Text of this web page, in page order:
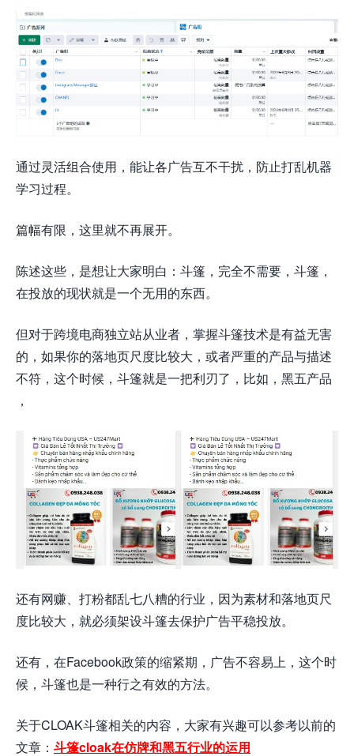
通过灵活组合使用，能让各广告互不干扰，防止打乱机器
学习过程。
篇幅有限，这里就不再展开。
陈述这些，是想让大家明白：斗篷，完全不需要，斗篷，
在投放的现状就是一个无用的东西。
但对于跨境电商独立站从业者，掌握斗篷技术是有益无害
的，如果你的落地页尺度比较大，或者严重的产品与描述
不符，这个时候，斗篷就是一把利刃了，比如，黑五产品
，
还有网赚、打粉都乱七八糟的行业，因为素材和落地页尺
度比较大，就必须架设斗篷去保护广告平稳投放。
还有，在Facebook政策的缩紧期，广告不容易上，这个时
候，斗篷也是一种行之有效的方法。
关于CLOAK斗篷相关的内容，大家有兴趣可以参考以前的
文章： 斗篷cloak在仿牌和黑五行业的运用